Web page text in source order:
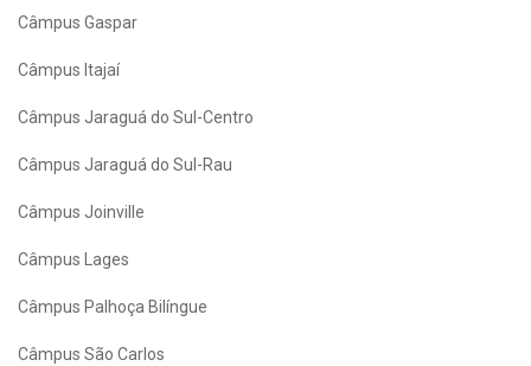
Câmpus Gaspar
Câmpus Itajaí
Câmpus Jaraguá do Sul-Centro
Câmpus Jaraguá do Sul-Rau
Câmpus Joinville
Câmpus Lages
Câmpus Palhoça Bilíngue
Câmpus São Carlos